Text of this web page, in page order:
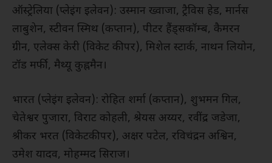
ऑस्ट्रेलिया (प्लेइंग इलेवन): उस्मान ख्वाजा, ट्रैविस हेड, मार्नस
लाबुशेन, स्टीवन स्मिथ (कप्तान), पीटर हैंड्सकॉम्ब, कैमरन
ग्रीन, एलेक्स केरी (विकेट कीपर), मिशेल स्टार्क, नाथन लियोन,
टॉड मर्फी, मैथ्यू कुह्नमैन।
भारत (प्लेइंग इलेवन): रोहित शर्मा (कप्तान), शुभमन गिल,
चेतेश्वर पुजारा, विराट कोहली, श्रेयस अय्यर, रवींद्र जडेजा,
श्रीकर भरत (विकेटकीपर), अक्षर पटेल, रविचंद्रन अश्विन,
उमेश यादव, मोहम्मद सिराज।